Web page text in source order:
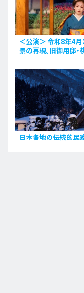
＜公演＞ 令和8年4月
景の再現。旧御用邸・
日本各地の伝統的民